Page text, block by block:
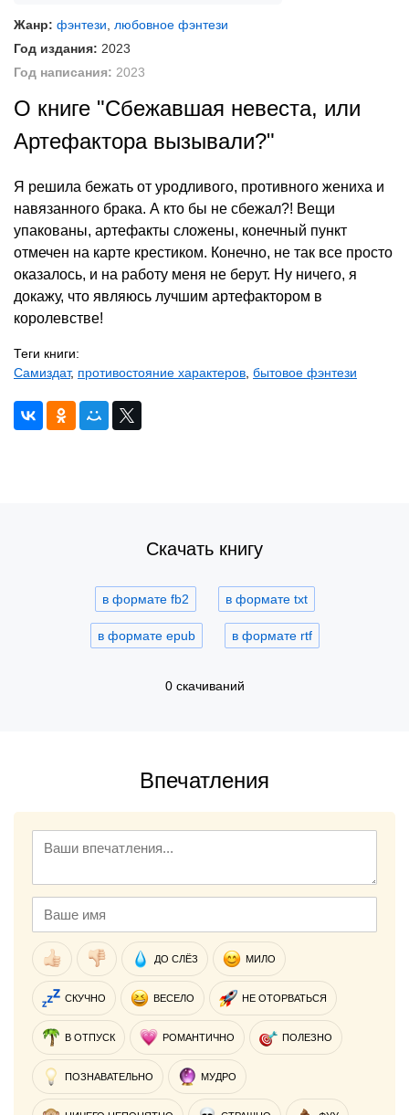
Жанр: фэнтези
любовное фэнтези
Год издания: 2023
Год написания: 2023
О книге "Сбежавшая невеста, или
Артефактора вызывали?"
Я решила бежать от уродливого, противного жениха и
навязанного брака. А кто бы не сбежал?! Вещи
упакованы, артефакты сложены, конечный пункт
отмечен на карте крестиком. Конечно, не так все просто
оказалось, и на работу меня не берут. Ну ничего, я
докажу, что являюсь лучшим артефактором в
королевстве!
Теги книги:
Самиздат, противостояние характеров бытовое фэнтези
Скачать книгу
в формате fb2 в формате txt
в формате epub в формате rtf
0 скачиваний
Впечатления
ДО СЛЁЗ МИЛО
СКУЧНО ВЕСЕЛО НЕ ОТОРВАТЬСЯ
В ОТПУСК РОМАНТИЧНО ПОЛЕЗНО
ПОЗНАВАТЕЛЬНО МУДРО